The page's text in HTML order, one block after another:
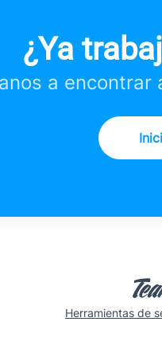
¿Ya
a encontrar
Herramientas de